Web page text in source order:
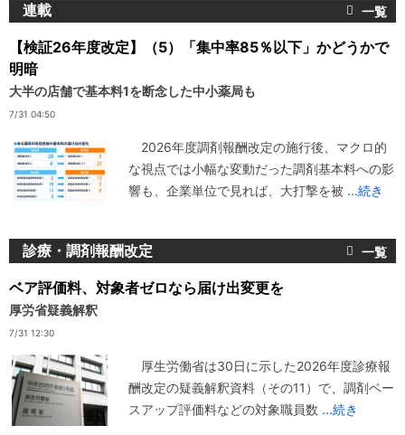
連載
【検証26年度改定】（5）「集中率85％以下」かどうかで
明暗
大半の店舗で基本料1を断念した中小薬局も
7/31 04:50
2026年度調剤報酬改定の施行後、マクロ的
な視点では小幅な変動だった調剤基本料への影
響も、企業単位で見れば、大打撃を被 ...続き
診療・調剤報酬改定
ベア評価料、対象者ゼロなら届け出変更を
厚労省疑義解釈
7/31 12:30
厚生労働省は30日に示した2026年度診療報
酬改定の疑義解釈資料（その11）で、調剤ベー
スアップ評価料などの対象職員数 ...続き